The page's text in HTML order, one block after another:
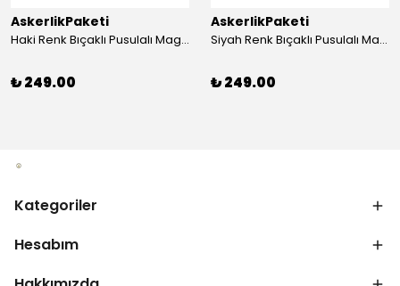
AskerlikPaketi
Haki Renk Bıçaklı Pusulalı Magnezyum Çubuklu Düdüklü Paracord Bileklik
₺ 249.00
AskerlikPaketi
Siyah Renk Bıçaklı Pusulalı Magnezyum Çubuklu Düdüklü Paracord Bileklik
₺ 249.00
Kategoriler
Hesabım